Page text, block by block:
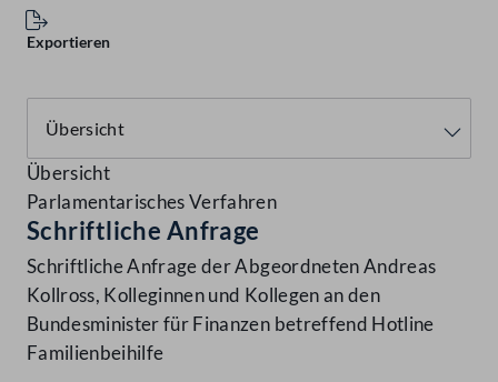
Exportieren
Übersicht
Parlamentarisches Verfahren
Schriftliche Anfrage
Schriftliche Anfrage der Abgeordneten Andreas
Kollross, Kolleginnen und Kollegen an den
Bundesminister für Finanzen betreffend Hotline
Familienbeihilfe